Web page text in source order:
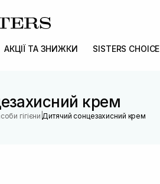
АКЦІЇ ТА ЗНИЖКИ SISTERS CHOICE
крем
гігієни |Дитячий сонцезахисний крем